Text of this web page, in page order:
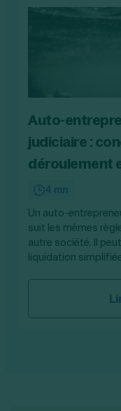
Auto-
judiciaire :
déroulement
4 mn
Un auto-
suit les mêmes
autre société. Il
liquidation